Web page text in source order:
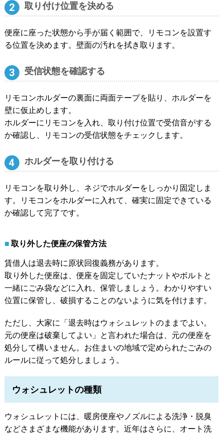
取り付け位置を決める
便座に座った状態から手が届く範囲で、リモコンを設置す
る位置を決めます。壁面の汚れを拭き取ります。
受信状態を確認する
リモコンホルダーの裏面に両面テープを貼り、ホルダーを
壁に仮止めします。
ホルダーにリモコンを入れ、取り付け位置で受信音がする
か確認し、リモコンの受信状態をチェックします。
ホルダーを取り付ける
リモコンを取り外し、ネジでホルダーをしっかり固定しま
す。リモコンをホルダーに入れて、確実に固定できている
か確認して完了です。
取り外した便座の保管方法
賃借人は退去時に原状回復義務があります。
取り外した便座は、便座を固定していたナットやボルトと
一緒にごみ袋などに入れ、保管しましょう。わかりやすい
位置に保管し、破損することのないように気を付けます。
ただし、大家に「退去時はウォシュレットのままでよい。
元の便座は破棄してよい」と言われた場合は、元の便座を
処分して構いません。お住まいの地域で定められたごみの
ルールに従って処分しましょう。
ウォシュレットの種類
ウォシュレットには、暖房便座やノズルによる洗浄・脱臭
などさまざまな機能があります。近年はさらに、オート洗